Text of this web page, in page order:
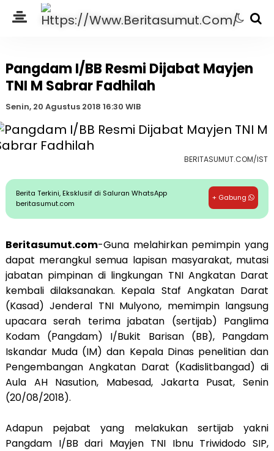
Pangdam I/BB Resmi Dijabat Mayjen
TNI M Sabrar Fadhilah
Senin, 20 Agustus 2018 16:30 WIB
BERITASUMUT.COM/IST
Berita Terkini, Eksklusif di Saluran WhatsApp
beritasumut.com
+ Gabung
Beritasumut.com-Guna melahirkan pemimpin yang
dapat merangkul semua lapisan masyarakat, mutasi
jabatan pimpinan di lingkungan TNI Angkatan Darat
kembali dilaksanakan. Kepala Staf Angkatan Darat
(Kasad) Jenderal TNI Mulyono, memimpin langsung
upacara serah terima jabatan (sertijab) Panglima
Kodam (Pangdam) I/Bukit Barisan (BB), Pangdam
Iskandar Muda (IM) dan Kepala Dinas penelitian dan
Pengembangan Angkatan Darat (Kadislitbangad) di
Aula AH Nasution, Mabesad, Jakarta Pusat, Senin
(20/08/2018).
Adapun pejabat yang melakukan sertijab yakni
Pangdam I/BB dari Mayjen TNI Ibnu Triwidodo SIP,